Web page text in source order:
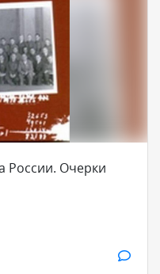
России. Очерки